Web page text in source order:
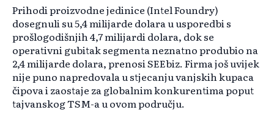
Prihodi proizvodne jedinice (Intel Foundry)
dosegnuli su 5,4 milijarde dolara u usporedbi s
prošlogodišnjih 4,7 milijardi dolara, dok se
operativni gubitak segmenta neznatno produbio na
2,4 milijarde dolara, prenosi SEEbiz. Firma još uvijek
nije puno napredovala u stjecanju vanjskih kupaca
čipova i zaostaje za globalnim konkurentima poput
tajvanskog TSM-a u ovom području.